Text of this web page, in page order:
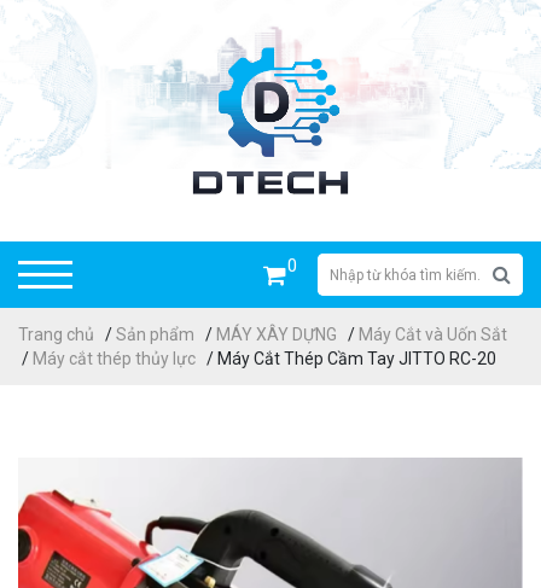
0
Trang chủ /Sản phẩm / MÁY XÂY DỰNG / Máy Cắt và Uốn Sắt
/ Máy cắt thép thủy lực / Máy Cắt Thép Cầm Tay JITTO RC-20